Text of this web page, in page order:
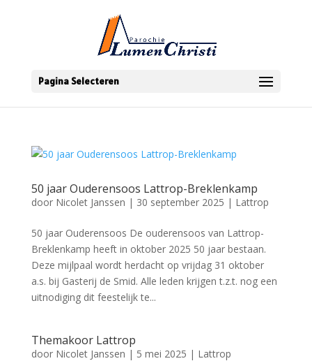
Pagina Selecteren
50 jaar Ouderensoos Lattrop-Breklenkamp
door Nicolet Janssen | 30 september 2025 | Lattrop
50 jaar Ouderensoos De ouderensoos van Lattrop-
Breklenkamp heeft in oktober 2025 50 jaar bestaan.
Deze mijlpaal wordt herdacht op vrijdag 31 oktober
a.s. bij Gasterij de Smid. Alle leden krijgen t.z.t. nog een
uitnodiging dit feestelijk te...
Themakoor Lattrop
door Nicolet Janssen | 5 mei 2025 | Lattrop